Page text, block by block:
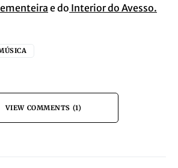
e do Interior do Avesso.
VIEW COMMENTS (1)